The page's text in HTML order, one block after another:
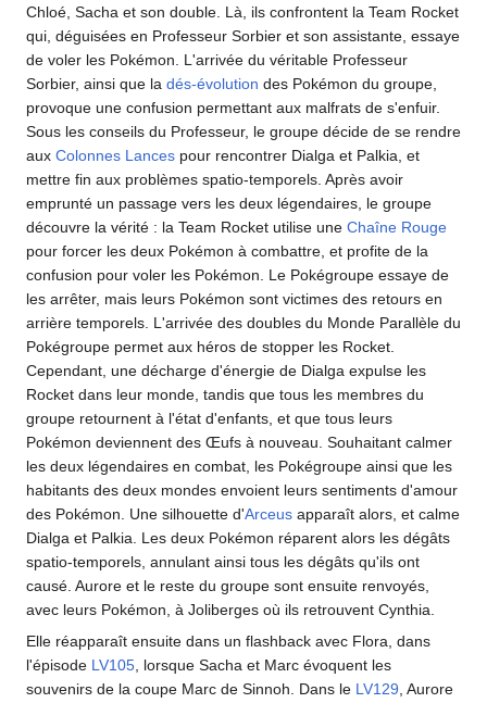
Chloé, Sacha et son double. Là, ils confrontent la Team Rocket
qui, déguisées en Professeur Sorbier et son assistante, essaye
de voler les Pokémon. L'arrivée du véritable Professeur
Sorbier, ainsi que la dés-évolution des Pokémon du groupe,
provoque une confusion permettant aux malfrats de s'enfuir.
Sous les conseils du Professeur, le groupe décide de se rendre
aux Colonnes Lances pour rencontrer Dialga et Palkia, et
mettre fin aux problèmes spatio-temporels. Après avoir
emprunté un passage vers les deux légendaires, le groupe
découvre la vérité : la Team Rocket utilise une Chaîne Rouge
pour forcer les deux Pokémon à combattre, et profite de la
confusion pour voler les Pokémon. Le Pokégroupe essaye de
les arrêter, mais leurs Pokémon sont victimes des retours en
arrière temporels. L'arrivée des doubles du Monde Parallèle du
Pokégroupe permet aux héros de stopper les Rocket.
Cependant, une décharge d'énergie de Dialga expulse les
Rocket dans leur monde, tandis que tous les membres du
groupe retournent à l'état d'enfants, et que tous leurs
Pokémon deviennent des Œufs à nouveau. Souhaitant calmer
les deux légendaires en combat, les Pokégroupe ainsi que les
habitants des deux mondes envoient leurs sentiments d'amour
des Pokémon. Une silhouette d'Arceus apparaît alors, et calme
Dialga et Palkia. Les deux Pokémon réparent alors les dégâts
spatio-temporels, annulant ainsi tous les dégâts qu'ils ont
causé. Aurore et le reste du groupe sont ensuite renvoyés,
avec leurs Pokémon, à Joliberges où ils retrouvent Cynthia.
Elle réapparaît ensuite dans un flashback avec Flora, dans
l'épisode LV105 , lorsque Sacha et Marc évoquent les
souvenirs de la coupe Marc de Sinnoh. Dans le LV129 , Aurore